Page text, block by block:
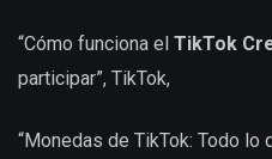
“Cómo funciona el TikTok
participar”, TikTok,
“Monedas de TikTok: Todo lo